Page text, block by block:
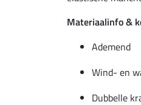
Materiaalinfo &
Ademend
Wind- en
Dubbelle